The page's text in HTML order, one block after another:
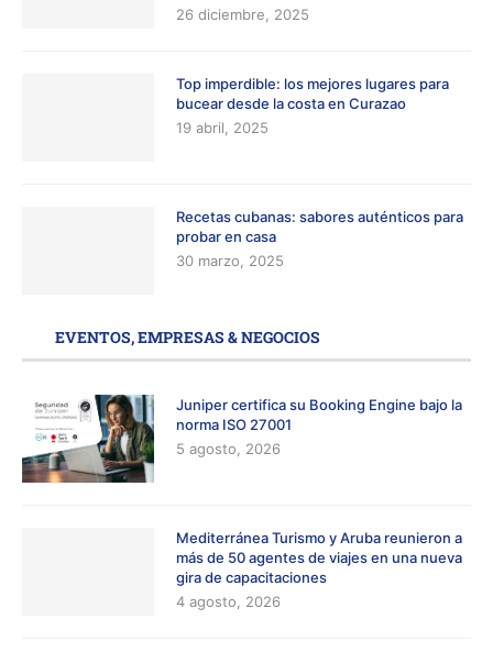
26 diciembre, 2025
Top imperdible: los mejores lugares para
bucear desde la costa en Curazao
19 abril, 2025
Recetas cubanas: sabores auténticos para
probar en casa
30 marzo, 2025
EVENTOS, EMPRESAS & NEGOCIOS
Juniper certifica su Booking Engine bajo la
norma ISO 27001
5 agosto, 2026
Mediterránea Turismo y Aruba reunieron a
más de 50 agentes de viajes en una nueva
gira de capacitaciones
4 agosto, 2026